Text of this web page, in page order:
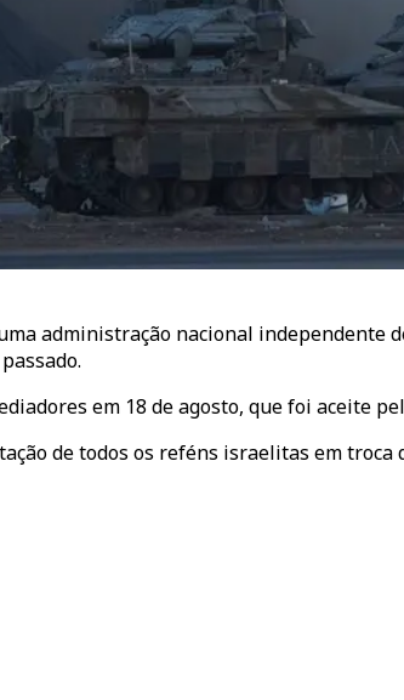
administração nacional independente
em 18 de agosto, que foi aceite
de todos os reféns israelitas em troca